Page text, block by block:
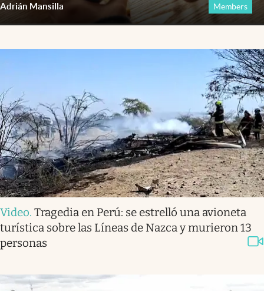
Adrián Mansilla Members
Video. Tragedia en Perú: se estrelló una avioneta
turística sobre las Líneas de Nazca y murieron 13
personas